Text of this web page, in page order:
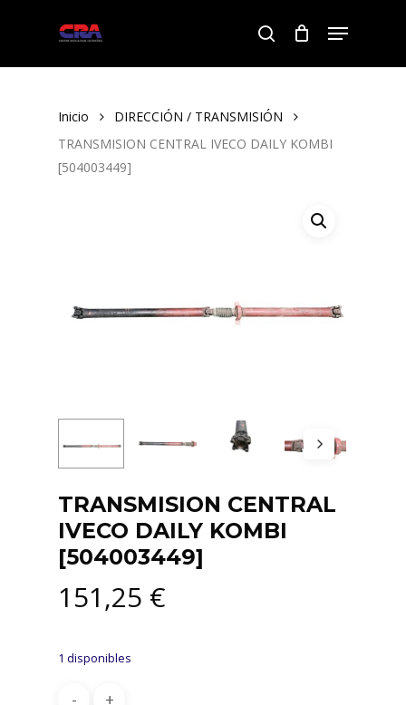
search
Menu
Inicio
DIRECCIÓN / TRANSMISIÓN
TRANSMISION CENTRAL IVECO DAILY KOMBI
[504003449]
TRANSMISION CENTRAL
IVECO DAILY KOMBI
[504003449]
151,25 €
1 disponibles